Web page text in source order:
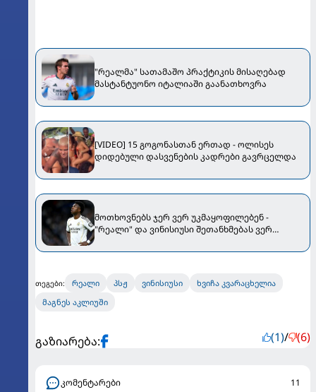
"რეალმა" სათამაშო პრაქტიკის მისაღებად
მასტანტუონო იტალიაში გაანათხოვრა
[VIDEO] 15 გოგონასთან ერთად - ოლისეს
დიდებული დასვენების კადრები გავრცელდა
მოთხოვნებს ჯერ ვერ უკმაყოფილებენ -
"რეალი" და ვინისიუსი შეთანხმებას ვერ
თეგები: რეალი პსჟ ვინისიუსი
ხვიჩა კვარაცხელია
მაგნეს აკლიუში
გაზიარება: (1)/ (6)
კომენტარები 11